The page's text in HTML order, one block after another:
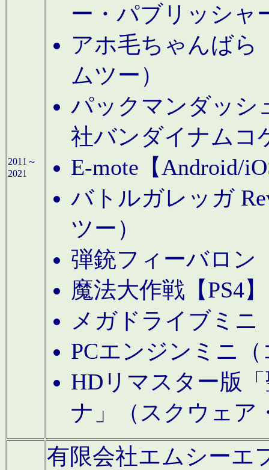
2011～
2021
ー・パブリッシャ
アホ毛ちゃんばら
ムツー）
パックマンダッシ
社バンダイナムコ
E-mote【Android/
バトルガレッガ
ツー）
弾銃フィーバロン
魔法大作戦【PS4
メガドライブミニ
PCエンジンミニ
HDリマスター版
ナ」（スクウェア
有限会社エムシーエ